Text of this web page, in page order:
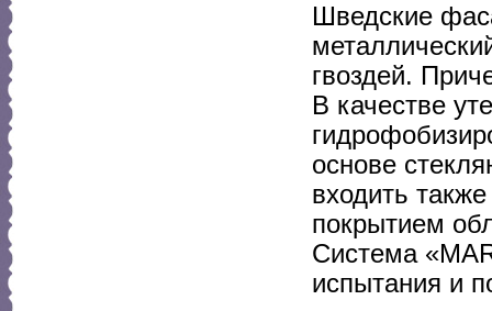
Шведские
гвоздей.
В качестве
основе
входить
покрытием
Система
испытания и